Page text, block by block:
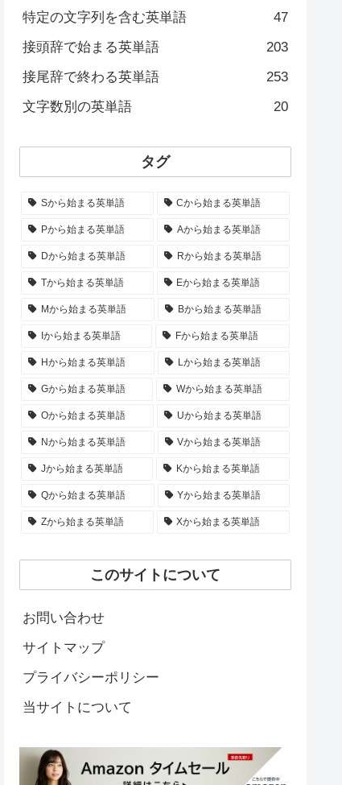
特定の文字列を含む英単語
47
接頭辞で始まる英単語
203
接尾辞で終わる英単語
253
文字数別の英単語
20
タグ
Sから始まる英単語 Cから始まる英単語
Pから始まる英単語 Aから始まる英単語
Dから始まる英単語 Rから始まる英単語
Tから始まる英単語 Eから始まる英単語
Mから始まる英単語 Bから始まる英単語
Iから始まる英単語 Fから始まる英単語
Hから始まる英単語 Lから始まる英単語
Gから始まる英単語 Wから始まる英単語
Oから始まる英単語 Uから始まる英単語
Nから始まる英単語 Vから始まる英単語
Jから始まる英単語 Kから始まる英単語
Qから始まる英単語 Yから始まる英単語
Zから始まる英単語 Xから始まる英単語
このサイトについて
お問い合わせ
サイトマップ
プライバシーポリシー
当サイトについて